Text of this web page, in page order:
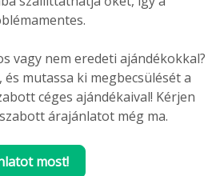
vagy nem eredeti ajándékokkal?
mutassa ki megbecsülését a
céges ajándékaival! Kérjen
árajánlatot még ma.
most!